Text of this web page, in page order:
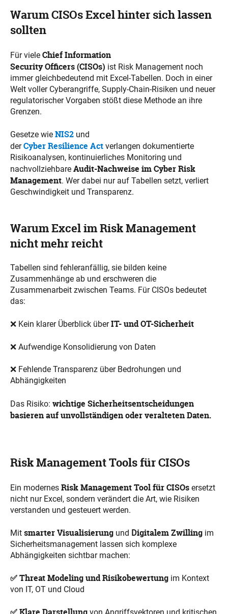
Warum CISOs Excel hinter sich lassen
sollten
Für viele Chief Information
Security Officers (CISOs) ist Risk Management noch
immer gleichbedeutend mit Excel-Tabellen. Doch in einer
Welt voller Cyberangriffe, Supply-Chain-Risiken und neuer
regulatorischer Vorgaben stößt diese Methode an ihre
Grenzen.
Gesetze wie NIS2 und
derCyber Resilience Act verlangen dokumentierte
Risikoanalysen, kontinuierliches Monitoring und
nachvollziehbare Audit-Nachweise im Cyber Risk
Management. Wer dabei nur auf Tabellen setzt, verliert
Geschwindigkeit und Transparenz.
Warum Excel im Risk Management
nicht mehr reicht
Tabellen sind fehleranfällig, sie bilden keine
Zusammenhänge ab und erschweren die
Zusammenarbeit zwischen Teams. Für CISOs bedeutet
das:
❌ Kein klarer Überblick überIT- und OT-Sicherheit
❌ Aufwendige Konsolidierung von Daten
❌ Fehlende Transparenz über Bedrohungen und
Abhängigkeiten
Das Risiko: wichtige Sicherheitsentscheidungen
basieren auf unvollständigen oder veralteten Daten.
Risk Management Tools für CISOs
Ein modernes Risk Management Tool für CISOs ersetzt
nicht nur Excel, sondern verändert die Art, wie Risiken
verstanden und gesteuert werden.
Mit smarter Visualisierung und Digitalem Zwilling im
Sicherheitsmanagement lassen sich komplexe
Abhängigkeiten sichtbar machen:
✅ Threat Modeling und Risikobewertung im Kontext
von IT, OT und Cloud